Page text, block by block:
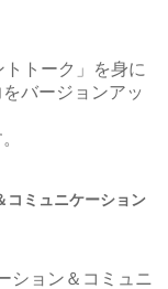
トーク」を身に
バージョンアッ
コミュニケーション
ション＆コミュニ